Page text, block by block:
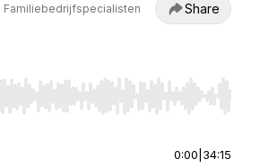
Familiebedrijfspecialisten
Share
Right to seek, Home/End to jump
0:00 34:15